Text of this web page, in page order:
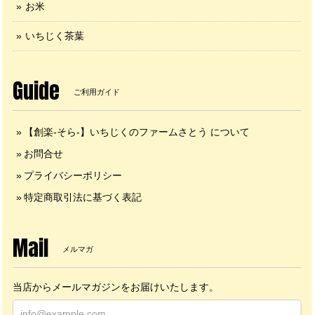
お米
いちじく茶葉
Guide ご利用ガイド
【創楽-そら-】いちじくのファームさとう について
お問合せ
プライバシーポリシー
特定商取引法に基づく表記
Mail メルマガ
当店からメールマガジンをお届けいたします。